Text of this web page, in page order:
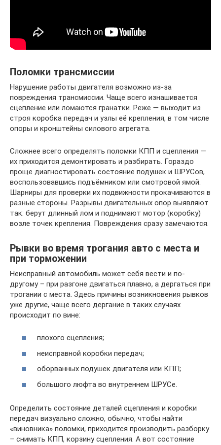
Поломки трансмиссии
Нарушение работы двигателя возможно из‐за
повреждения трансмиссии. Чаще всего изнашивается
сцепление или ломаются гранатки. Реже — выходит из
строя коробка передач и узлы её крепления, в том числе
опоры и кронштейны силового агрегата.
Сложнее всего определять поломки КПП и сцепления —
их приходится демонтировать и разбирать. Гораздо
проще диагностировать состояние подушек и ШРУСов,
воспользовавшись подъёмником или смотровой ямой.
Шарниры для проверки их подвижности прокачиваются в
разные стороны. Разрывы двигательных опор выявляют
так: берут длинный лом и поднимают мотор (коробку)
возле точек крепления. Повреждения сразу замечаются.
Рывки во время трогания авто с места и
при торможении
Неисправный автомобиль может себя вести и по-
другому – при разгоне двигаться плавно, а дергаться при
трогании с места. Здесь причины возникновения рывков
уже другие, чаще всего дергание в таких случаях
происходит по вине:
плохого сцепления;
неисправной коробки передач;
оборванных подушек двигателя или КПП;
большого люфта во внутреннем ШРУСе.
Определить состояние деталей сцепления и коробки
передач визуально сложно, обычно, чтобы найти
«виновника» поломки, приходится производить разборку
– снимать КПП, корзину сцепления. А вот состояние